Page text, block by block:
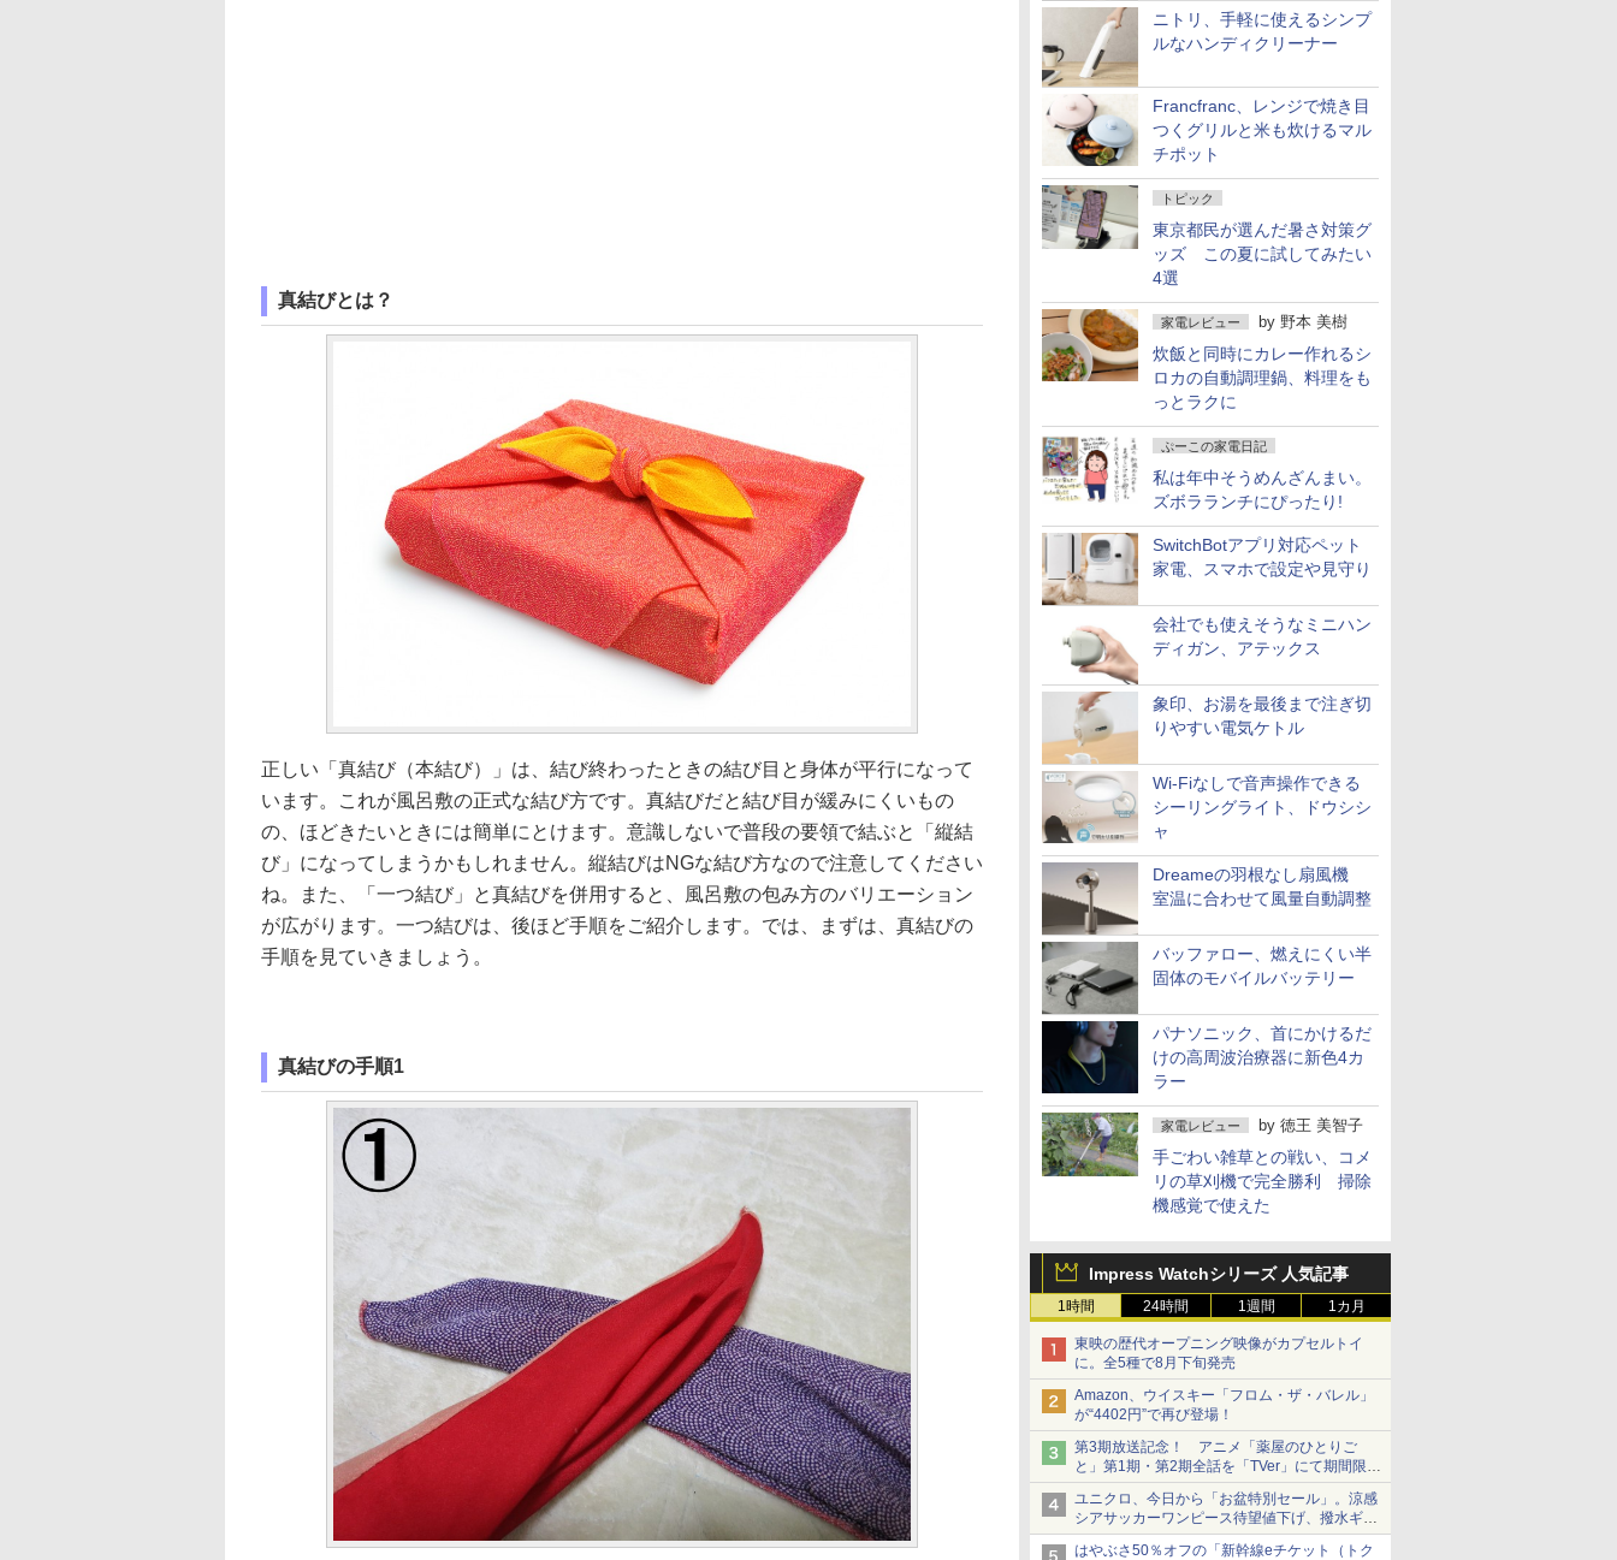
ニトリ、手軽に使えるシンプ
ルなハンディクリーナー
Francfranc、レンジで焼き目
つくグリルと米も炊けるマル
チポット
トピック
東京都民が選んだ暑さ対策グ
ッズ この夏に試してみたい
4選
家電レビュー by 野本 美樹
炊飯と同時にカレー作れるシ
ロカの自動調理鍋、料理をも
っとラクに
ぷーこの家電日記
私は年中そうめんざんまい。
ズボラランチにぴったり!
SwitchBotアプリ対応ペット
家電、スマホで設定や見守り
会社でも使えそうなミニハン
ディガン、アテックス
象印、お湯を最後まで注ぎ切
りやすい電気ケトル
Wi-Fiなしで音声操作できる
シーリングライト、ドウシシ
ャ
Dreameの羽根なし扇風機
室温に合わせて風量自動調整
バッファロー、燃えにくい半
固体のモバイルバッテリー
パナソニック、首にかけるだ
けの高周波治療器に新色4カ
ラー
家電レビュー by 徳王 美智子
手ごわい雑草との戦い、コメ
リの草刈機で完全勝利 掃除
機感覚で使えた
Impress Watchシリーズ 人気記事
1時間 24時間 1週間 1カ月
東映の歴代オープニング映像がカプセルトイ
に。全5種で8月下旬発売
Amazon、ウイスキー「フロム・ザ・バレル」
が“4402円”で再び登場！
第3期放送記念！ アニメ「薬屋のひとりご
と」第1期・第2期全話を「TVer」にて期間限定
で順次無料配信開始
ユニクロ、今日から「お盆特別セール」。涼感
シアサッカーワンピース待望値下げ、撥水ギア
ショーツは1990円に
はやぶさ50％オフの「新幹線eチケット（トク
真結びとは？
正しい「真結び（本結び）」は、結び終わったときの結び目と身体が平行になって
います。これが風呂敷の正式な結び方です。真結びだと結び目が緩みにくいもの
の、ほどきたいときには簡単にとけます。意識しないで普段の要領で結ぶと「縦結
び」になってしまうかもしれません。縦結びはNGな結び方なので注意してください
ね。また、「一つ結び」と真結びを併用すると、風呂敷の包み方のバリエーション
が広がります。一つ結びは、後ほど手順をご紹介します。では、まずは、真結びの
手順を見ていきましょう。
真結びの手順1